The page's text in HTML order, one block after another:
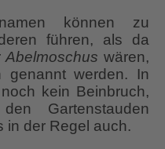
können zu
führen, als da
Abelmoschus wären,
genannt werden. In
kein Beinbruch,
Gartenstauden
in der Regel auch.